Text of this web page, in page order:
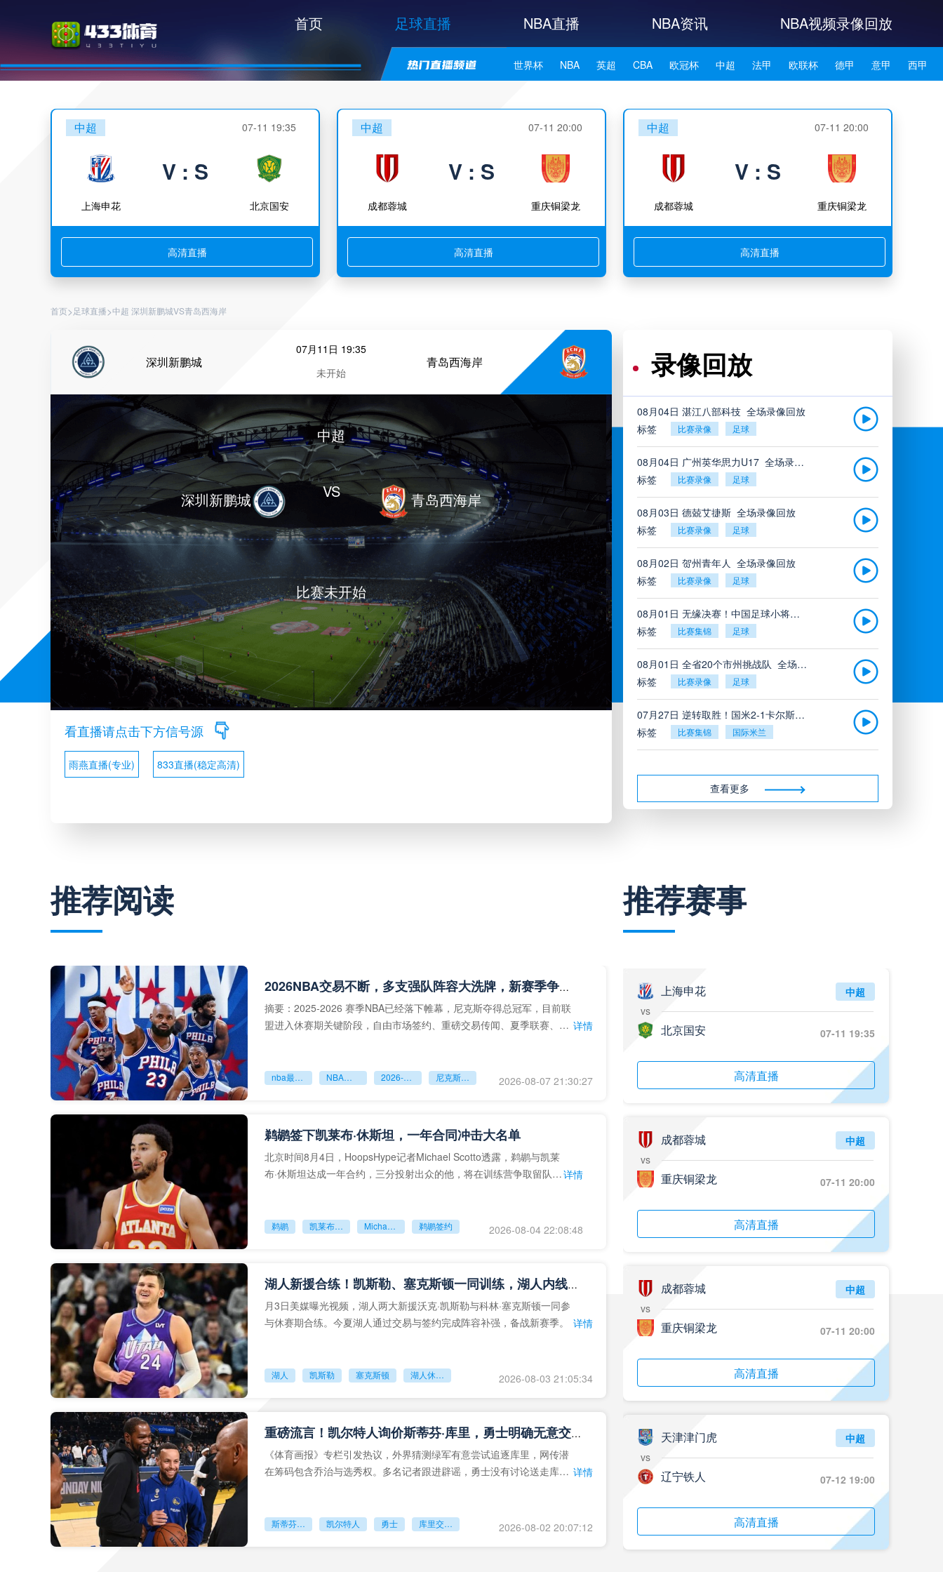
首页 足球直播 NBA直播 NBA资讯 NBA视频录像回放
世界杯 NBA 英超 CBA 欧冠杯 中超 法甲 欧联杯 德甲 意甲 西甲
NBA独行侠 NBA勇士 NBA湖人 NBA东契奇
NBA库里 NBA资讯
中超 07-11 19:35
上海申花
V : S
北京国安
高清直播
中超 07-11 20:00
成都蓉城
V : S
重庆铜梁龙
高清直播
中超 07-11 20:00
成都蓉城
V : S
重庆铜梁龙
高清直播
首页> 足球直播>中超 深圳新鹏城VS青岛西海岸
深圳新鹏城
07月11日 19:35
未开始
青岛西海岸
深圳新鹏城
中超
VS
比赛未开始
青岛西海岸
看直播请点击下方信号源
雨燕直播(专业) 833直播(稳定高清)
录像回放
08月04日 湛江八部科技_全场录像回放
标签
比赛录像 足球
08月04日 广州英华思力U17_全场录像回放
标签
比赛录像 足球
08月03日 德兢艾捷斯_全场录像回放
标签
比赛录像 足球
08月02日 贺州青年人_全场录像回放
标签
比赛录像 足球
08月01日 无缘决赛！中国足球小将红队0-2亚洲明星联，后者决赛战杭州足管
标签
比赛集锦 足球
08月01日 全省20个市州挑战队_全场录像回放
标签
比赛录像 足球
07月27日 逆转取胜！国米2-1卡尔斯鲁厄_全场录像回放
标签
比赛集锦 国际米兰
足球
标签
比赛录像 足球
07月26日 广州戴拿模_全场录像回放
标签
标签
比赛录像
07月26日 中国澳门千叶_全场录像回放
标签
比赛录像
标签
足球
标签
比赛录像
07月26日 佛山维京_全场录像回放
标签
比赛录像
标签
比赛集锦 多特蒙德
标签
比赛集锦
标签
比赛集锦
07月25日 云东海街道_全场录像回放
标签
比赛录像 足球
标签
比赛录像
07月25日 藝品高國際_全场录像回放
07月25日 大塘控股_全场录像回放
查看更多
推荐阅读
2026NBA交易不断，多支强队阵容大洗牌，新赛季争冠队出炉
摘要：2025‑2026 赛季NBA已经落下帷幕，尼克斯夺得总冠军，目前联
盟进入休赛期关键阶段，自由市场签约、重磅交易传闻、夏季联赛、新 详情
nba最新新闻 NBA休赛期资讯 2026‑2027NBA前瞻 尼克斯总冠军 2026-08-07 21:30:27
鹈鹕签下凯莱布·休斯坦，一年合同冲击大名单
北京时间8月4日，HoopsHype记者Michael Scotto透露，鹈鹕与凯莱
布·休斯坦达成一年合约，三分投射出众的他，将在训练营争取留队机详情
鹈鹕 凯莱布‑休斯坦 Michael Scotto 鹈鹕签约 2026-08-04 22:08:48
湖人新援合练！凯斯勒、塞克斯顿一同训练，湖人内线补强成型
月3日美媒曝光视频，湖人两大新援沃克·凯斯勒与科林·塞克斯顿一同参
与休赛期合练。今夏湖人通过交易与签约完成阵容补强，备战新赛季。
详情
湖人 凯斯勒 塞克斯顿 湖人休赛期引援 2026-08-03 21:05:34
重磅流言！凯尔特人询价斯蒂芬·库里，勇士明确无意交易队魂
《体育画报》专栏引发热议，外界猜测绿军有意尝试追逐库里，网传潜
在筹码包含乔治与选秀权。多名记者跟进辟谣，勇士没有讨论送走库里 详情
斯蒂芬库里 凯尔特人 勇士 库里交易传闻 2026-08-02 20:07:12
推荐赛事
上海申花
vs
北京国安
中超
07-11 19:35
高清直播
成都蓉城
vs
重庆铜梁龙
中超
07-11 20:00
高清直播
成都蓉城
vs
重庆铜梁龙
中超
07-11 20:00
高清直播
天津津门虎
vs
辽宁铁人
中超
07-12 19:00
高清直播